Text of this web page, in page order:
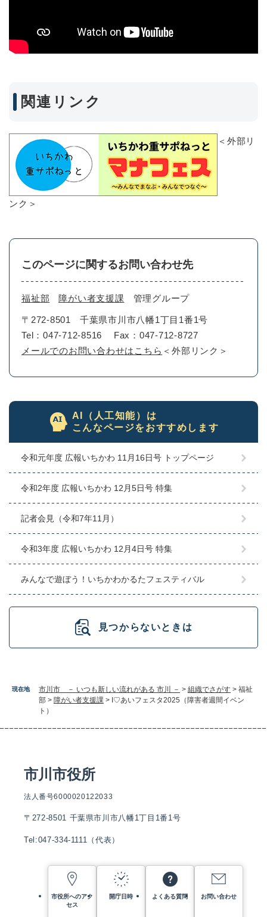
現在地 市川市 － いつも新しい流れがある 市川 － > 組織でさがす > 福祉
部 > 障がい者支援課 > I♡あいフェスタ2025（障害者週間イベン
ト）
関連リンク
＜外部リ
ンク＞
このページに関するお問い合わせ先
福祉部 障がい者支援課 管理グループ
〒272-8501
千葉県市川市八幡1丁目1番1号
Tel：047-712-8516
Fax：047-712-8727
メールでのお問い合わせはこちら ＜外部リンク＞
AI（人工知能）は
こんなページをおすすめします
令和元年度 広報いちかわ 11月16日号 トップページ
令和2年度 広報いちかわ 12月5日号 特集
記者会見（令和7年11月）
令和3年度 広報いちかわ 12月4日号 特集
みんなで遊ぼう！いちかわかるたフェスティバル
見つからないときは
市川市役所
法人番号6000020122033
〒272-8501 千葉県市川市八幡1丁目1番1号
Tel:047-334-1111（代表）
市役所へのアク
セス
開庁日時 よくある質問 お問い合わせ